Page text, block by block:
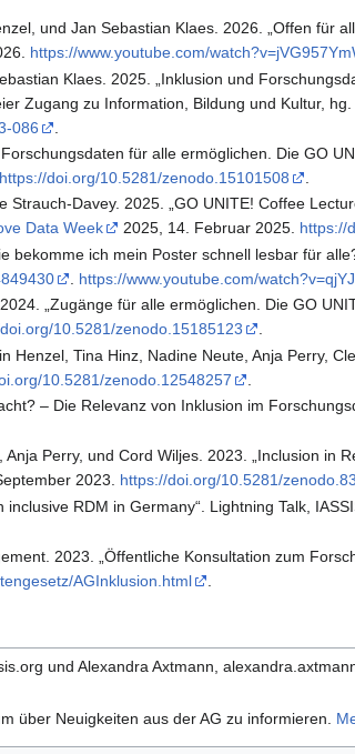
und Jan Sebastian Klaes. 2026. „Offen für
https://www.youtube.com/
Klaes. 2025. „Inklusion und
Zugang zu Information, Bildung und Kultur,
086
für alle ermöglichen. Die GO
https://doi.org/10.5281/zenodo.15101508
Strauch-Davey. 2025. „GO UNITE! Coffee
Data Week 2025, 14. Februar 2025. https://
bekomme ich mein Poster schnell lesbar für
https://www.youtube.com/
„Zugänge für alle ermöglichen. Die GO
10.5281/zenodo.15185123
.
Henzel, Tina Hinz, Nadine Neute, Anja Perry,
10.5281/zenodo.12548257
– Die Relevanz von Inklusion im
Perry, und Cord Wiljes. 2023. „Inclusion
2023. https://doi.org/10.5281/
RDM in Germany“. Lightning Talk,
2023. „Öffentliche Konsultation zum
AGInklusion.html
und Alexandra Axtmann,
über Neuigkeiten aus der AG zu informieren.